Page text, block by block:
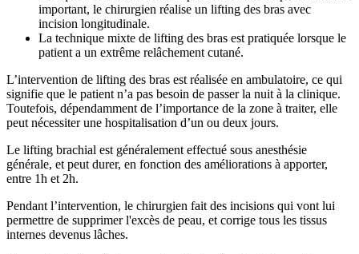
important, le chirurgien réalise un lifting des bras avec
incision longitudinale.
La technique mixte de lifting des bras est pratiquée lorsque le
patient a un extrême relâchement cutané.
L’intervention de lifting des bras est réalisée en ambulatoire, ce qui
signifie que le patient n’a pas besoin de passer la nuit à la clinique.
Toutefois, dépendamment de l’importance de la zone à traiter, elle
peut nécessiter une hospitalisation d’un ou deux jours.
Le lifting brachial est généralement effectué sous anesthésie
générale, et peut durer, en fonction des améliorations à apporter,
entre 1h et 2h.
Pendant l’intervention, le chirurgien fait des incisions qui vont lui
permettre de supprimer l'excès de peau, et corrige tous les tissus
internes devenus lâches.